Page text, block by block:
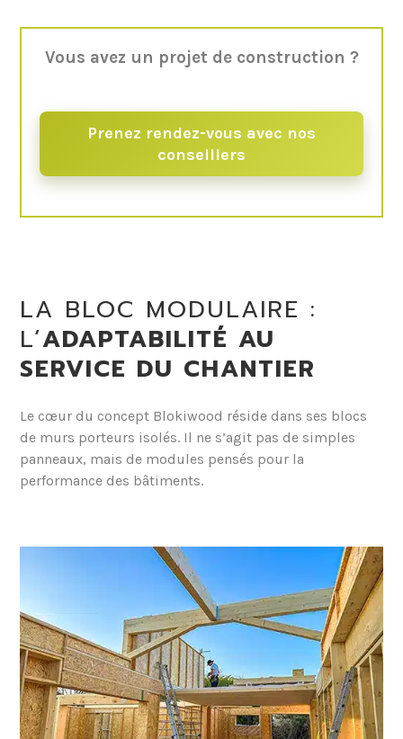
Vous avez un projet de construction ?
Prenez rendez-vous avec nos
conseillers
LA BLOC MODULAIRE :
L’ADAPTABILITÉ AU
SERVICE DU CHANTIER
Le cœur du concept Blokiwood réside dans ses blocs
de murs porteurs isolés. Il ne s’agit pas de simples
panneaux, mais de modules pensés pour la
performance des bâtiments.